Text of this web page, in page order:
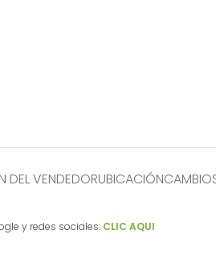
DEL VENDEDORUBICACIÓN
y redes sociales: CLIC AQUI